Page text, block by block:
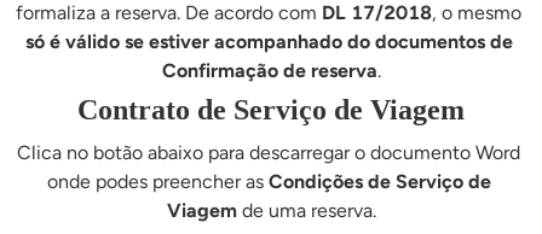
formaliza a reserva. De acordo com DL 17/2018, o mesmo
só é válido se estiver acompanhado do documentos de
Confirmação de reserva.
Contrato de Serviço de Viagem
Clica no botão abaixo para descarregar o documento Word
onde podes preencher as Condições de Serviço de
Viagem de uma reserva.